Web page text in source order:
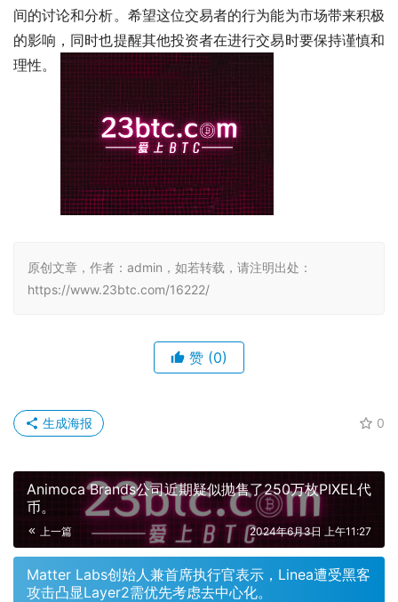
间的讨论和分析。希望这位交易者的行为能为市场带来积极
的影响，同时也提醒其他投资者在进行交易时要保持谨慎和
理性。
原创文章，作者：admin，如若转载，请注明出处：
https://www.23btc.com/16222/
赞 (0)
0
生成海报
Animoca Brands公司近期疑似抛售了250万枚PIXEL代
币。
上一篇 2024年6月3日 上午11:27
Matter Labs创始人兼首席执行官表示，Linea遭受黑客
攻击凸显Layer2需优先考虑去中心化。